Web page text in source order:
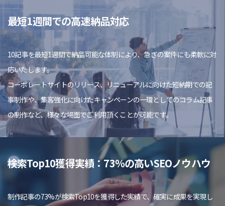
最短1週間での高速納品対応
10記事を最短1週間で納品可能な体制により、急ぎの案件にも柔軟に対
応いたします。
コーポレートサイトのリリース、リニューアルに向けた短納期での記
事制作や、集客強化に向けたキャンペーンの一環としてのコラム記事
の制作など、様々な場面でご利用頂くことが可能です。
検索Top10獲得実績：73％の高いSEOノウハウ
制作記事の73%が検索Top10を獲得した実績で、確実に成果を実現し